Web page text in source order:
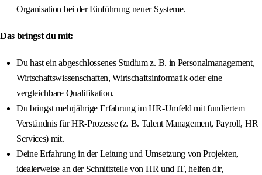
Organisation bei der Einführung neuer Systeme.
Das bringst du mit:
Du hast ein abgeschlossenes Studium z. B. in Personalmanagement,
Wirtschaftswissenschaften, Wirtschaftsinformatik oder eine
vergleichbare Qualifikation.
Du bringst mehrjährige Erfahrung im HR-Umfeld mit fundiertem
Verständnis für HR-Prozesse (z. B. Talent Management, Payroll, HR
Services) mit.
Deine Erfahrung in der Leitung und Umsetzung von Projekten,
idealerweise an der Schnittstelle von HR und IT, helfen dir,